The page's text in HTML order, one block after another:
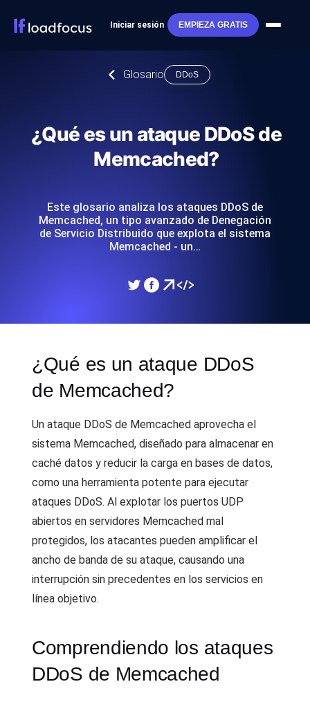
Iniciar sesión EMPIEZA GRATIS
Glosario DDoS
¿Qué es un ataque DDoS de
Memcached?
Este glosario analiza los ataques DDoS de
Memcached, un tipo avanzado de Denegación
de Servicio Distribuido que explota el sistema
Memcached - un…
¿Qué es un ataque DDoS
de Memcached?
Un ataque DDoS de Memcached aprovecha el
sistema Memcached, diseñado para almacenar en
caché datos y reducir la carga en bases de datos,
como una herramienta potente para ejecutar
ataques DDoS. Al explotar los puertos UDP
abiertos en servidores Memcached mal
protegidos, los atacantes pueden amplificar el
ancho de banda de su ataque, causando una
interrupción sin precedentes en los servicios en
línea objetivo.
Comprendiendo los ataques
DDoS de Memcached